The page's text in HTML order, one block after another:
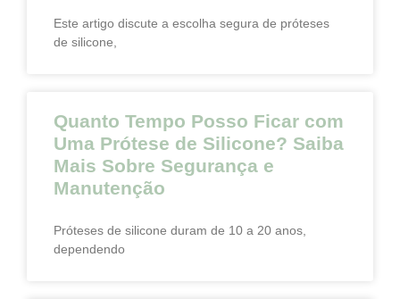
Este artigo discute a escolha segura de próteses
de silicone,
Quanto Tempo Posso Ficar com
Uma Prótese de Silicone? Saiba
Mais Sobre Segurança e
Manutenção
Próteses de silicone duram de 10 a 20 anos,
dependendo